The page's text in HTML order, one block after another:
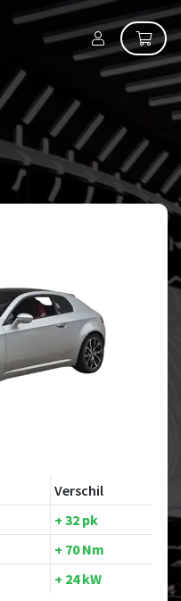
Verschil
+ 32 pk
+ 70 Nm
+ 24 kW